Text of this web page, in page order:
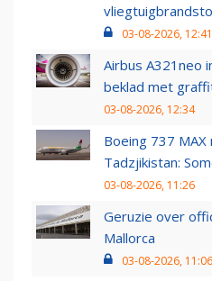
03-08-2026, 12:41
Airbus A321neo
beklad met
03-08-2026, 12:34
Boeing 737
Tadzjikistan:
03-08-2026, 11:26
Geruzie over
Mallorca
03-08-2026, 11:06